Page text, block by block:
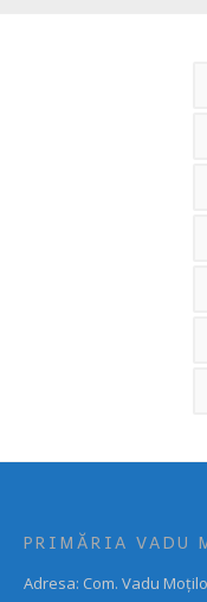
PRIMĂRIA VADU
Adresa: Com.